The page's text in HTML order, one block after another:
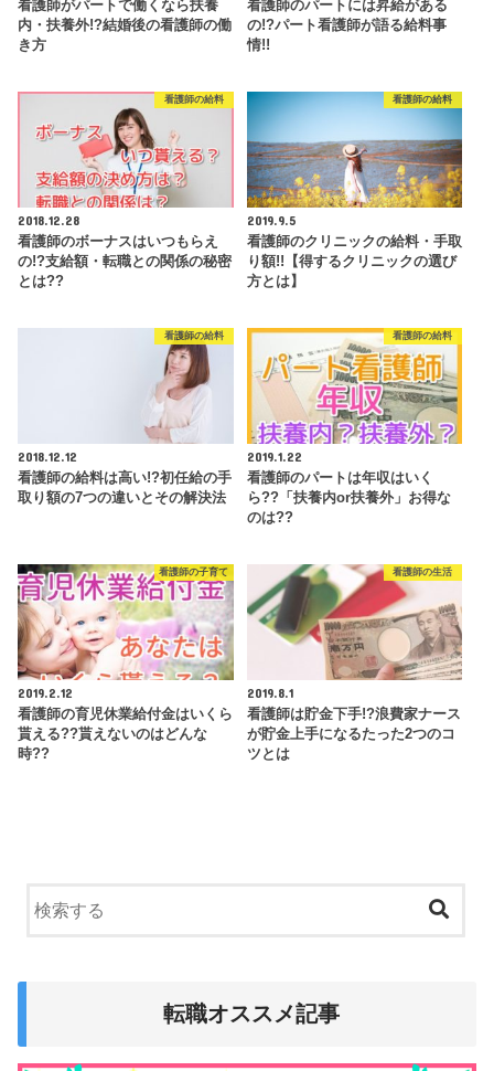
看護師がパートで働くなら扶養
内・扶養外!?結婚後の看護師の働
き方
看護師のパートには昇給がある
の!?パート看護師が語る給料事
情!!
看護師の給料
2018.12.28
看護師のボーナスはいつもらえ
の!?支給額・転職との関係の秘密
とは??
看護師の給料
2019.9.5
看護師のクリニックの給料・手取
り額!!【得するクリニックの選び
方とは】
看護師の給料
2018.12.12
看護師の給料は高い!?初任給の手
取り額の7つの違いとその解決法
看護師の給料
2019.1.22
看護師のパートは年収はいく
ら??「扶養内or扶養外」お得な
のは??
看護師の子育て
2019.2.12
看護師の育児休業給付金はいくら
貰える??貰えないのはどんな
時??
看護師の生活
2019.8.1
看護師は貯金下手!?浪費家ナース
が貯金上手になるたった2つのコ
ツとは
転職オススメ記事